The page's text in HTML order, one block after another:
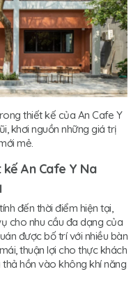
thiết kế của An Cafe Y
khơi nguồn những giá trị
mẻ.
An Cafe Y Na
đến thời điểm hiện tại,
cho nhu cầu đa dạng của
được bố trí với nhiều bàn
thuận lợi cho thực khách
hồn vào không khí năng